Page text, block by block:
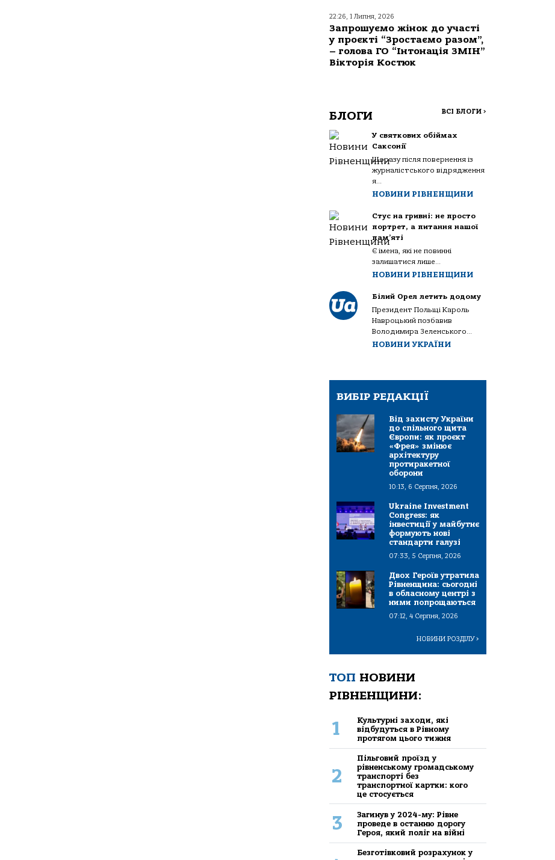
22:26, 1 Липня, 2026
Запрошуємо жінок до участі
у проєкті “Зростаємо разом”,
– голова ГО “Інтонація ЗМІН”
Вікторія Костюк
БЛОГИ ВСІ БЛОГИ >
У святкових обіймах
Саксонії
Щоразу після повернення із
журналістського відрядження
я...
НОВИНИ РІВНЕНЩИНИ
Стус на гривні: не просто
портрет, а питання нашої
пам’яті
Є імена, які не повинні
залишатися лише...
НОВИНИ РІВНЕНЩИНИ
Білий Орел летить додому
Президент Польщі Кароль
Навроцький позбавив
Володимира Зеленського...
НОВИНИ УКРАЇНИ
ВИБІР РЕДАКЦІЇ
Від захисту України
до спільного щита
Європи: як проєкт
«Фрея» змінює
архітектуру
протиракетної
оборони
10:13, 6 Серпня, 2026
Ukraine Investment
Congress: як
інвестиції у майбутнє
формують нові
стандарти галузі
07:33, 5 Серпня, 2026
Двох Героїв утратила
Рівненщина: сьогодні
в обласному центрі з
ними попрощаються
07:12, 4 Серпня, 2026
НОВИНИ РОЗДІЛУ>
ТОП НОВИНИ
РІВНЕНЩИНИ:
1
Культурні заходи, які
відбудуться в Рівному
протягом цього тижня
2
Пільговий проїзд у
рівненському громадському
транспорті без
транспортної картки: кого
це стосується
3
Загинув у 2024-му: Рівне
проведе в останню дорогу
Героя, який поліг на війні
Безготівковий розрахунок у